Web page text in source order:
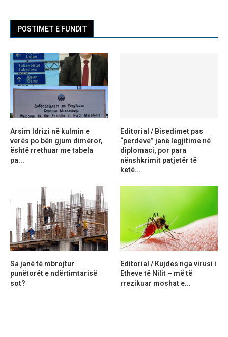
POSTIMET E FUNDIT
Arsim Idrizi në kulmin e
verës po bën gjum dimëror,
është rrethuar me tabela
pa...
Editorial / Bisedimet pas
“perdeve” janë legjitime në
diplomaci, por para
nënshkrimit patjetër të
ketë...
Sa janë të mbrojtur
punëtorët e ndërtimtarisë
sot?
Editorial / Kujdes nga virusi i
Etheve të Nilit – më të
rrezikuar moshat e...